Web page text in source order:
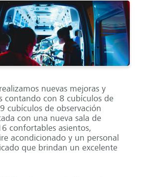
nuevas mejoras y
contando con 8 cubículos de
cubículos de observación
con una nueva sala de
confortables asientos,
acondicionado y un personal
que brindan un excelente